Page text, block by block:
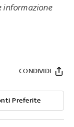
informazione
Preferite
CONDIVIDI